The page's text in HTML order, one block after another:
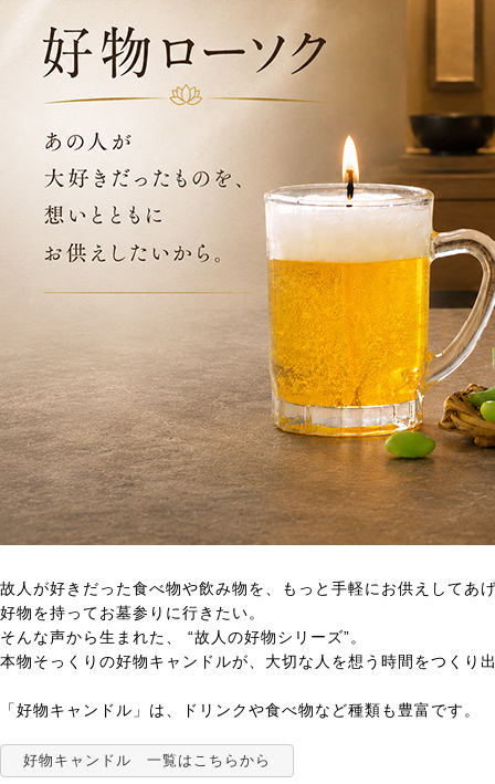
故人が好きだった食べ物や飲み物を、もっと手軽にお供えしてあ
好物を持ってお墓参りに行きたい。
そんな声から生まれた、 “故人の好物シリーズ”。
本物そっくりの好物キャンドルが、大切な人を想う時間をつくり
「好物キャンドル」は、ドリンクや食べ物など種類も豊富です。
好物キャンドル 一覧はこちらから